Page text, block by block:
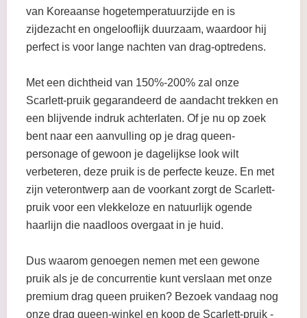
van Koreaanse hogetemperatuurzijde en is
zijdezacht en ongelooflijk duurzaam, waardoor hij
perfect is voor lange nachten van drag-optredens.
Met een dichtheid van 150%-200% zal onze
Scarlett-pruik gegarandeerd de aandacht trekken en
een blijvende indruk achterlaten. Of je nu op zoek
bent naar een aanvulling op je drag queen-
personage of gewoon je dagelijkse look wilt
verbeteren, deze pruik is de perfecte keuze. En met
zijn veterontwerp aan de voorkant zorgt de Scarlett-
pruik voor een vlekkeloze en natuurlijk ogende
haarlijn die naadloos overgaat in je huid.
Dus waarom genoegen nemen met een gewone
pruik als je de concurrentie kunt verslaan met onze
premium drag queen pruiken? Bezoek vandaag nog
onze drag queen-winkel en koop de Scarlett-pruik -